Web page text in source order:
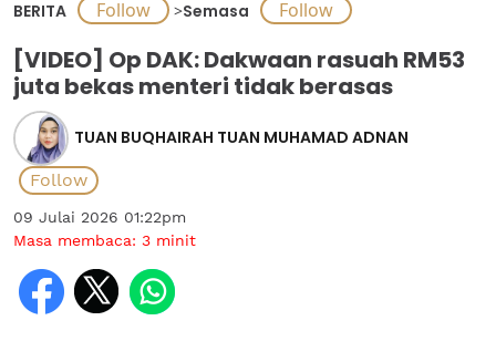
BERITA >Semasa
[VIDEO] Op DAK: Dakwaan rasuah RM53
juta bekas menteri tidak berasas
TUAN BUQHAIRAH TUAN MUHAMAD ADNAN
09 Julai 2026 01:22pm
Masa membaca: 3 minit